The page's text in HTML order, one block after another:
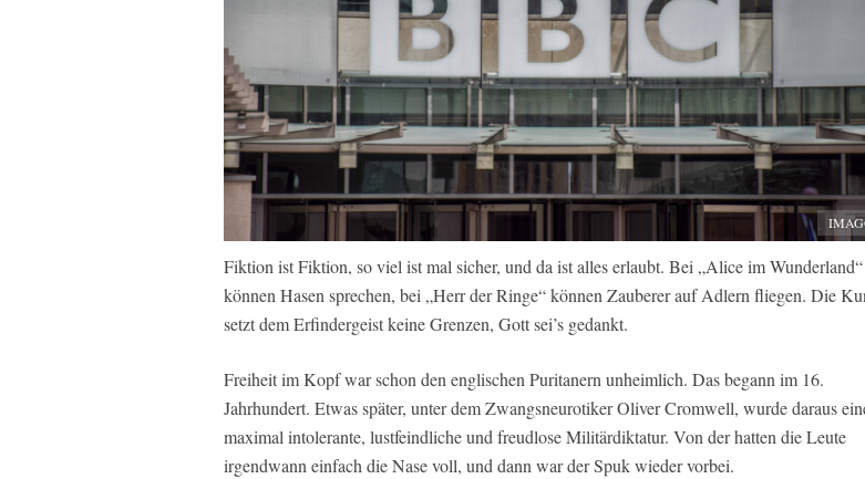
Fiktion ist Fiktion, so viel ist mal sicher, und da ist alles erlaubt. Bei „Alice im Wunderland“
können Hasen sprechen, bei „Herr der Ringe“ können Zauberer auf Adlern fliegen. Die
setzt dem Erfindergeist keine Grenzen, Gott sei’s gedankt.
Freiheit im Kopf war schon den englischen Puritanern unheimlich. Das begann im 16.
Jahrhundert. Etwas später, unter dem Zwangsneurotiker Oliver Cromwell, wurde daraus
maximal intolerante, lustfeindliche und freudlose Militärdiktatur. Von der hatten die Leute
irgendwann einfach die Nase voll, und dann war der Spuk wieder vorbei.